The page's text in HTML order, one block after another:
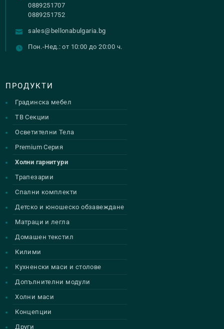
0889251707
0889251752
sales@bellonabulgaria.bg
Пон.-Нед.: от 10:00 до 20:00 ч.
ПРОДУКТИ
Градинска мебел
ТВ Секции
Осветителни Тела
Premium Серия
Холни гарнитури
Трапезарии
Спални комплекти
Детско и юношеско обзавеждане
Матраци и легла
Домашен текстил
Килими
Кухненски маси и столове
Допълнителни модули
Холни маси
Концепции
Други